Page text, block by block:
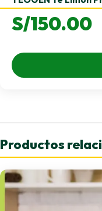
S/150.00
Productos